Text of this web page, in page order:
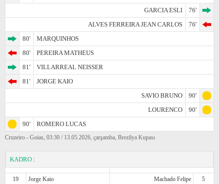
GARCIA ESLI
76'
ALVES FERREIRA JEAN CARLOS
76'
80'
MARQUINHOS
80'
PEREIRA MATHEUS
81'
VILLARREAL NEISSER
81'
JORGE KAIO
SAVIO BRUNO
90'
LOURENCO
90'
90'
ROMERO LUCAS
Cruzeiro - Goias, 03:30 / 13.05.2026, çarşamba, Brezilya Kupası
KADRO :
19 Jorge Kaio Machado Felipe
5